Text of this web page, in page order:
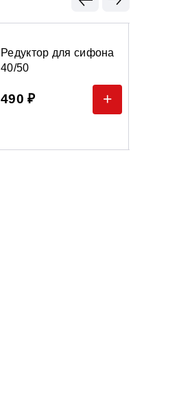
Редуктор для сифона
40/50
490 ₽ +